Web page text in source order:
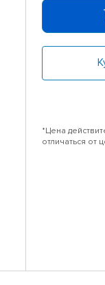
*Цена
отличаться от